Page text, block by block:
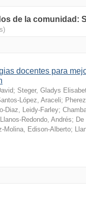
de la comunidad:
docentes para
; Steger, Gladys
López, Araceli;
Diaz, Leidy-Farley;
Llanos-Redondo, Andrés;
Molina, Edison-Alberto;